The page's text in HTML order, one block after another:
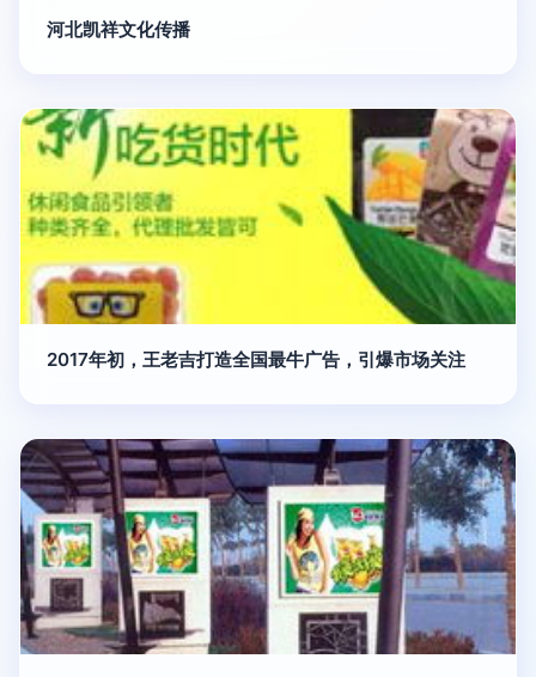
河北凯祥文化传播
2017年初，王老吉打造全国最牛广告，引爆市场关注